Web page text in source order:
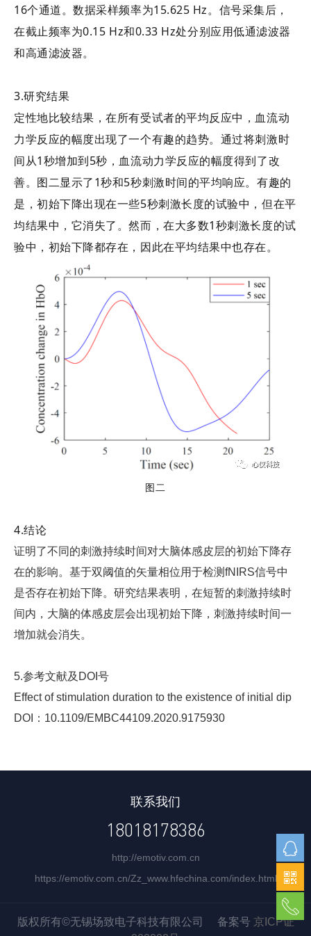
16个通道。数据采样频率为15.625 Hz。信号采集后，
在截止频率为0.15 Hz和0.33 Hz处分别应用低通滤波器
和高通滤波器。
3.研究结果
定性地比较结果，在所有受试者的平均反应中，血流动
力学反应的幅度出现了一个有趣的趋势。通过将刺激时
间从1秒增加到5秒，血流动力学反应的幅度得到了改
善。图二显示了1秒和5秒刺激时间的平均响应。有趣的
是，初始下降出现在一些5秒刺激长度的试验中，但在平
均结果中，它消失了。然而，在大多数1秒刺激长度的试
验中，初始下降都存在，因此在平均结果中也存在。
图二
4.结论
证明了不同的刺激持续时间对大脑体感皮层的初始下降存
在的影响。基于双阈值的矢量相位用于检测fNIRS信号中
是否存在初始下降。研究结果表明，在短暂的刺激持续时
间内，大脑的体感皮层会出现初始下降，刺激持续时间一
增加就会消失。
5.参考文献及DOI号
Effect of stimulation duration to the existence of initial dip
DOI：10.1109/EMBC44109.2020.9175930
联系我们
18018178386
http://emotiv.com.cn
https://emotiv.com.cn/Zz_www.hfechina.com/index.html
版权所有©无锡场致电子科技有限公司 备案号 京ICP证